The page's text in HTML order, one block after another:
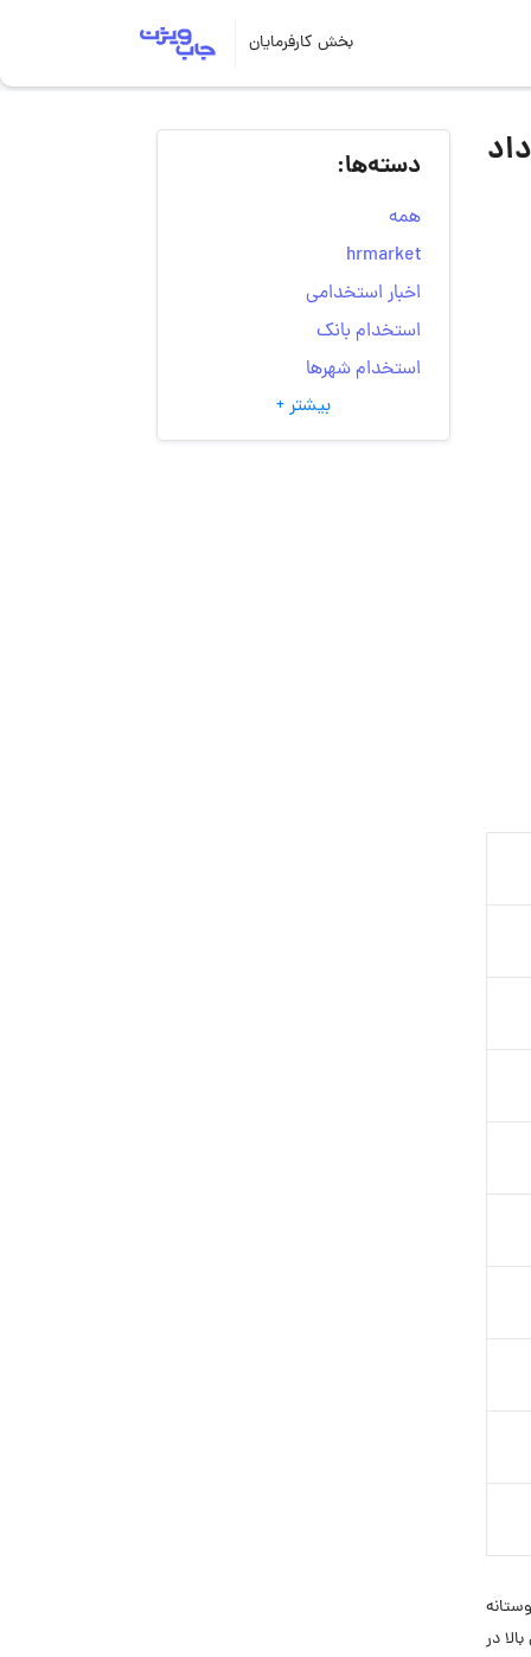
بخش کارفرمایان
طب (لافارر – مورینگا) | ۱۱ خرداد
در
دسته‌ها:
همه
hrmarket
اخبار استخدامی
استخدام بانک
استخدام شهرها
انتخاب مسیر شغلی
به‌روزرسانی‌های سایت
بیشتر +